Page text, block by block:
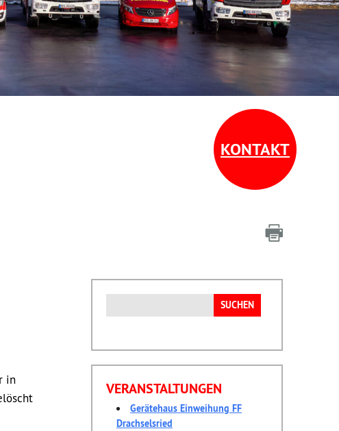
KONTAKT
in
nach:
VERANSTALTUNGEN
Gerätehaus Einweihung FF
Drachselsried